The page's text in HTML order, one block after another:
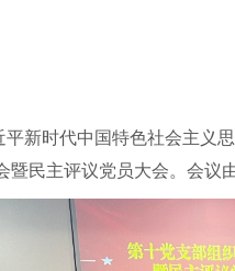
平新时代中国特色社会主义
暨民主评议党员大会。会议